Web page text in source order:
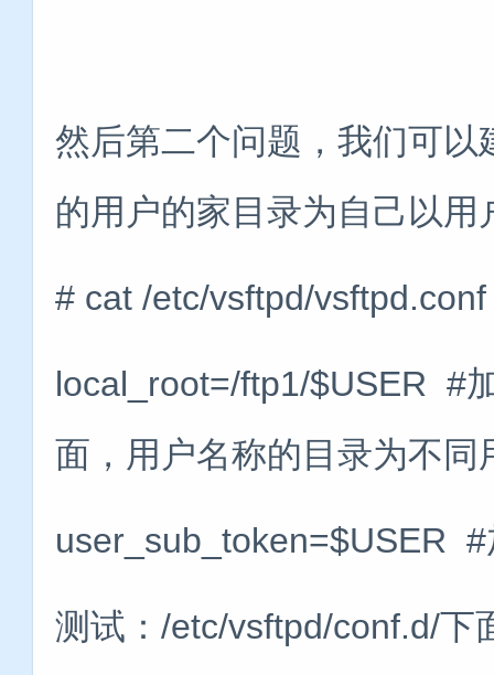
然后第二个问题，我们可
的用户的家目录为自己以
# cat /etc/vsftpd/
local_root=/ftp1/$USER #
面，用户名称的目录为不同
user_sub_token=$USER
测试：/etc/vsftpd/conf.d/下